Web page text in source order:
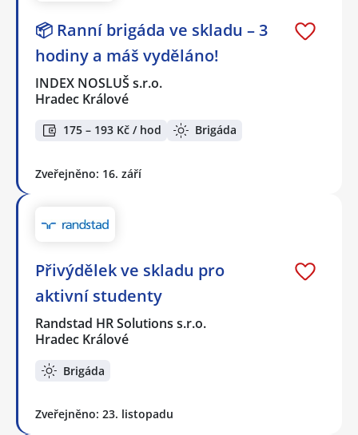
📦 Ranní brigáda ve skladu – 3
hodiny a máš vyděláno!
INDEX NOSLUŠ s.r.o.
Hradec Králové
175 – 193 Kč / hod Brigáda
Zveřejněno: 16. září
Přivýdělek ve skladu pro
aktivní studenty
Randstad HR Solutions s.r.o.
Hradec Králové
Brigáda
Zveřejněno: 23. listopadu